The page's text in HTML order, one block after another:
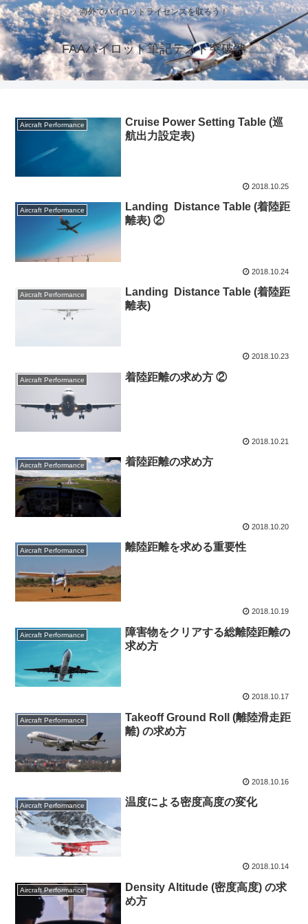
海外でパイロットライセンスを取ろう！
FAAパイロット筆記テスト突破塾
Aircraft Performance
Cruise Power Setting Table (巡
航出力設定表)
2018.10.25
Aircraft Performance
Landing Distance Table (着陸距
離表) ②
2018.10.24
Aircraft Performance
Landing Distance Table (着陸距
離表)
2018.10.23
Aircraft Performance 着陸距離の求め方 ②
2018.10.21
Aircraft Performance 着陸距離の求め方
2018.10.20
Aircraft Performance 離陸距離を求める重要性
2018.10.19
Aircraft Performance
障害物をクリアする総離陸距離の
求め方
2018.10.17
Aircraft Performance
Takeoff Ground Roll (離陸滑走距
離) の求め方
2018.10.16
Aircraft Performance 温度による密度高度の変化
2018.10.14
Aircraft Performance
Density Altitude (密度高度) の求
め方